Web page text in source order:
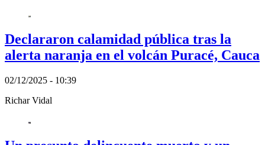
Declararon calamidad pública tras la
alerta naranja en el volcán Puracé, Cauca
02/12/2025 - 10:39
Richar Vidal